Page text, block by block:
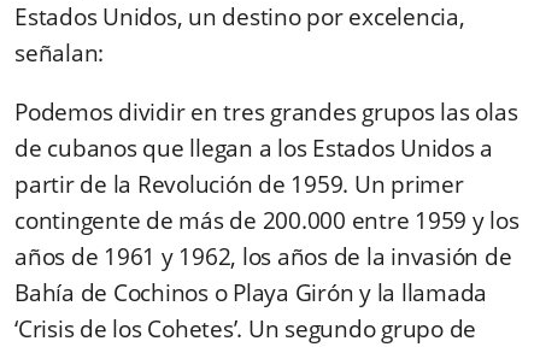
Estados Unidos, un destino por excelencia,
señalan:
Podemos dividir en tres grandes grupos las olas
de cubanos que llegan a los Estados Unidos a
partir de la Revolución de 1959. Un primer
contingente de más de 200.000 entre 1959 y los
años de 1961 y 1962, los años de la invasión de
Bahía de Cochinos o Playa Girón y la llamada
‘Crisis de los Cohetes’. Un segundo grupo de